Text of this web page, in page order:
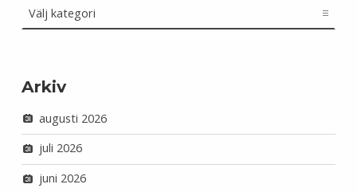
Arkiv
augusti 2026
juli 2026
juni 2026